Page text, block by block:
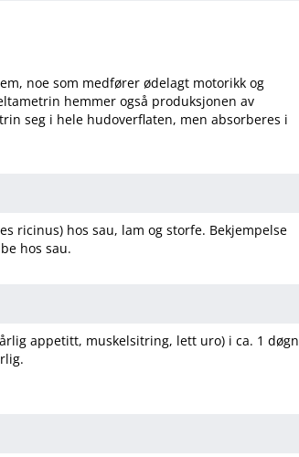
noe som medfører ødelagt motorikk og
hemmer også produksjonen av
seg i hele hudoverflaten, men absorberes i
ricinus) hos sau, lam og storfe. Bekjempelse
hos sau.
appetitt, muskelsitring, lett uro) i ca. 1 døgn